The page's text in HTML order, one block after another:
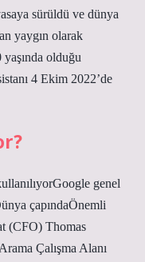
sürüldü ve dünya
yaygın olarak
yaşında olduğu
4 Ekim 2022’de
genel
çapındaÖnemli
(CFO) Thomas
Çalışma Alanı